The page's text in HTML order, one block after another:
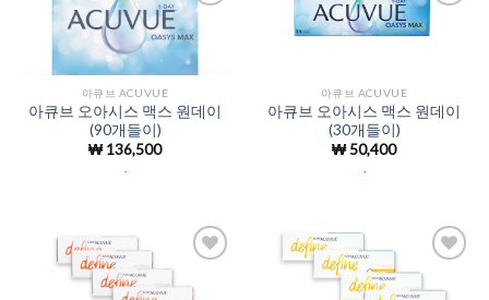
Add to
Wishlist
아큐브 ACUVUE
아큐브 오아시스 맥스 원데이
(90개들이)
₩136,500
Add to
Wishlist
아큐브 ACUVUE
아큐브 오아시스 맥스 원데이
(30개들이)
₩50,400
Wishlist
Add to
Wishlist